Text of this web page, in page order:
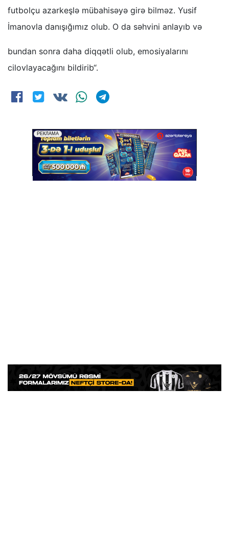
futbolçu azarkeşlə mübahisəyə girə bilməz. Yusif
İmanovla danışığımız olub. O da səhvini anlayıb və
bundan sonra daha diqqətli olub, emosiyalarını
cilovlayacağını bildirib“.